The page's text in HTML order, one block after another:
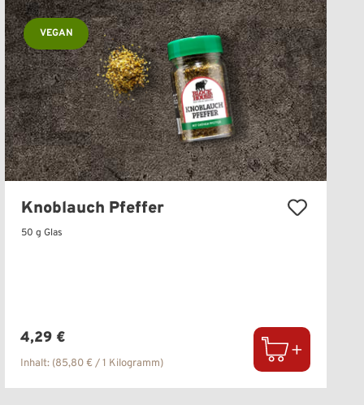
VEGAN
Knoblauch Pfeffer
50 g Glas
Regulärer Preis:
4,29 €
Inhalt: (85,80 € / 1 Kilogramm)